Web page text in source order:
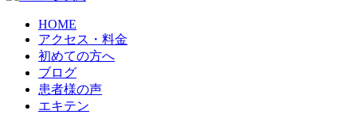
HOME
アクセス・料金
初めての方へ
ブログ
患者様の声
エキテン